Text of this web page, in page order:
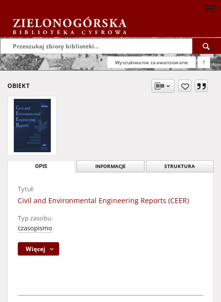
Wyszukiwanie zaawansowane ?
OBIEKT
OPIS INFORMACJE STRUKTURA
Tytuł:
Civil and Environmental Engineering Reports (CEER)
Typ zasobu:
czasopismo
Więcej